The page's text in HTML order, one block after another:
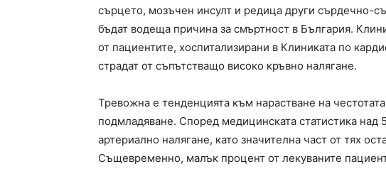
сърцето, мозъчен инсулт и редица други сърдечно-
бъдат водеща причина за смъртност в България.
от пациентите, хоспитализирани в Клиниката по
страдат от съпътстващо високо кръвно налягане.
Тревожна е тенденцията към нарастване на
подмладяване. Според медицинската статистика над
артериално налягане, като значителна част от тях
Същевременно, малък процент от лекуваните